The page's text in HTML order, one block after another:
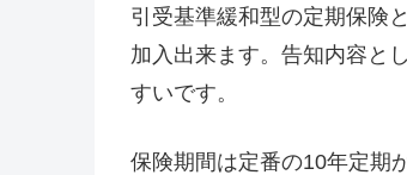
引受基準緩和型の定期保険
加入出来ます。告知内容と
すいです。
保険期間は定番の10年定期